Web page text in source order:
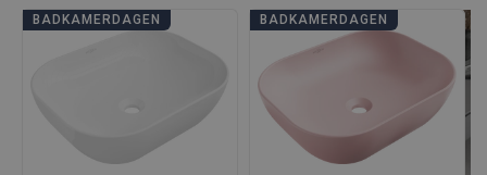
BADKAMERDAGEN BADKAMERDAGEN